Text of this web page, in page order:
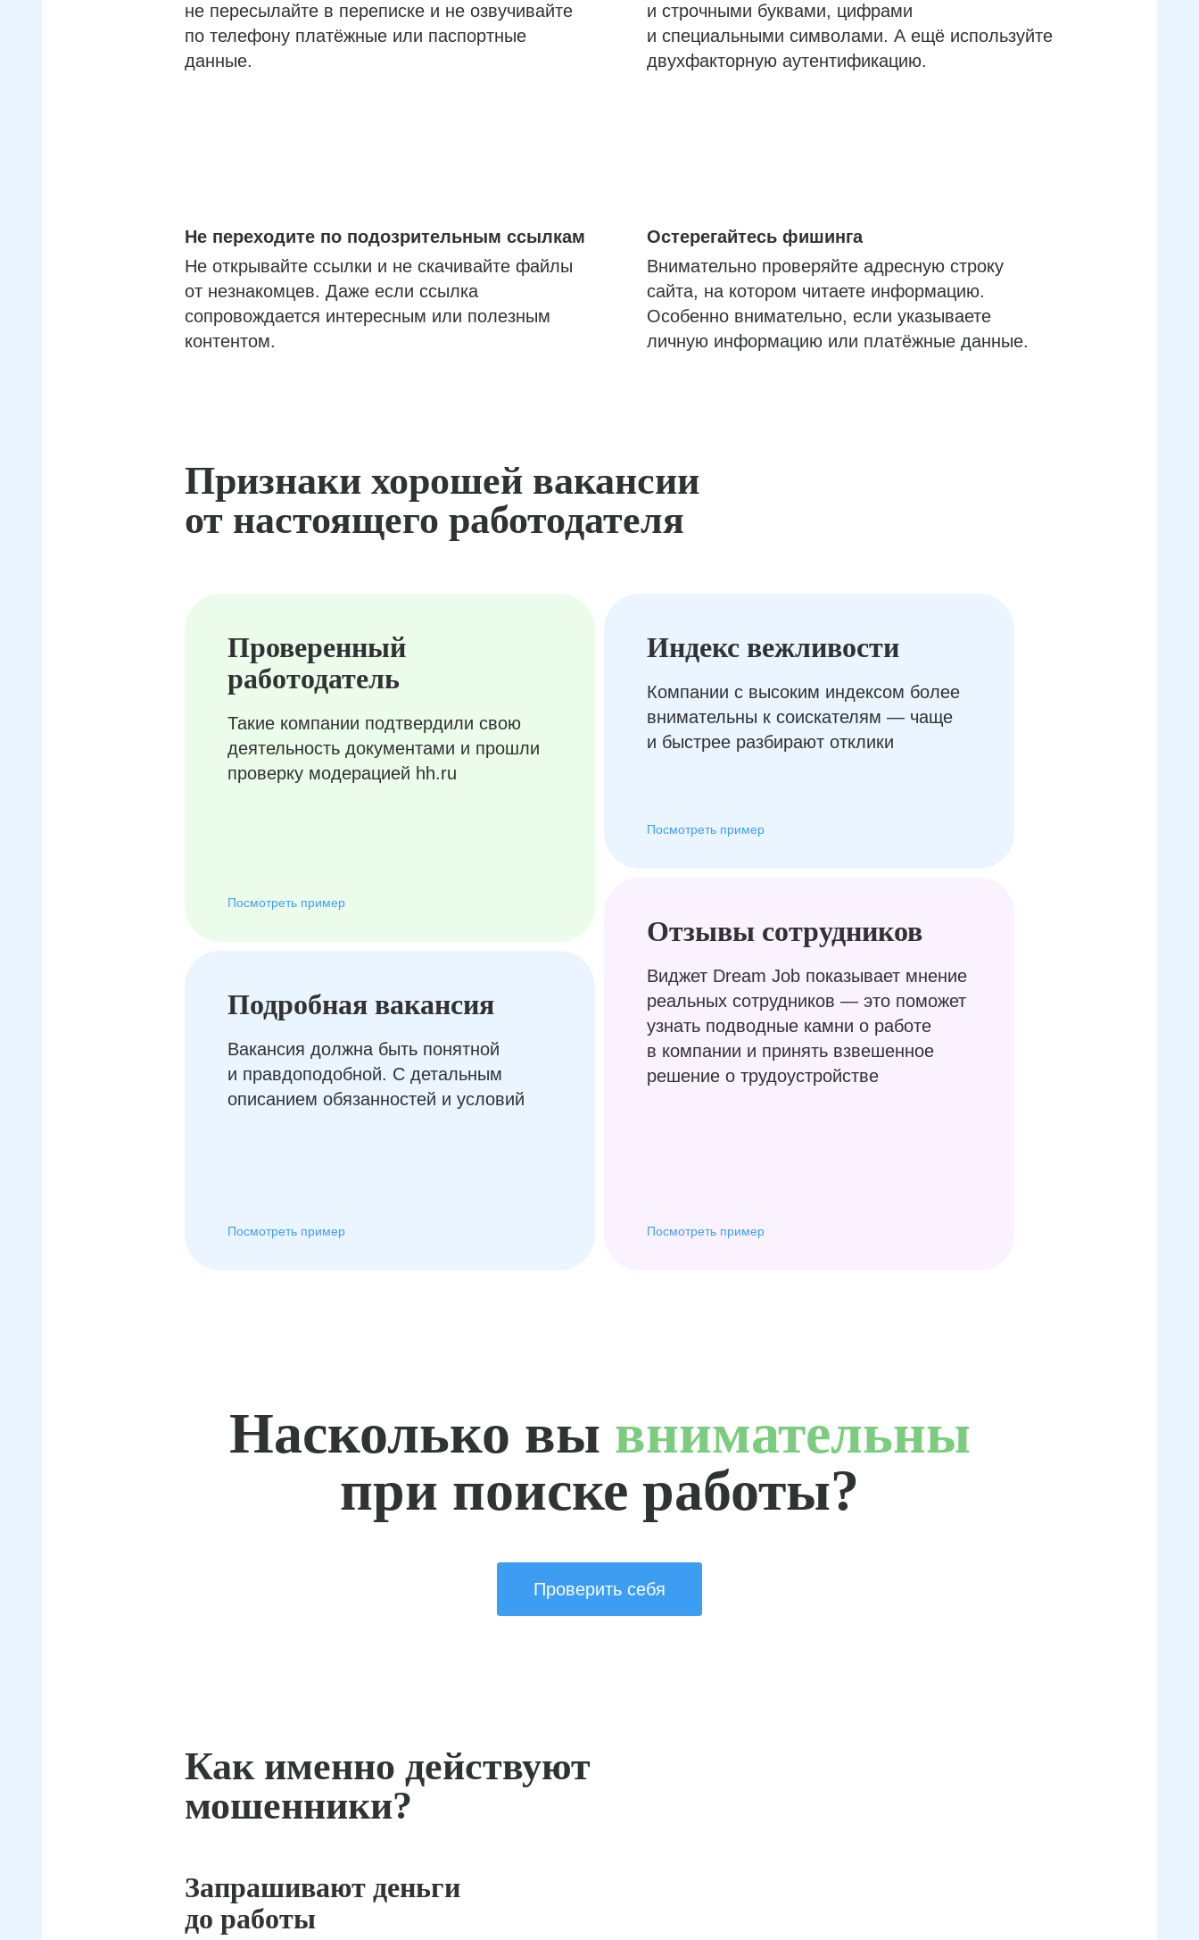
не пересылайте в переписке и не озвучивайте
по телефону платёжные или паспортные
данные.
и строчными буквами, цифрами
и специальными символами. А ещё используйте
двухфакторную аутентификацию.
Не переходите по подозрительным ссылкам
Не открывайте ссылки и не скачивайте файлы
от незнакомцев. Даже если ссылка
сопровождается интересным или полезным
контентом.
Остерегайтесь фишинга
Внимательно проверяйте адресную строку
сайта, на котором читаете информацию.
Особенно внимательно, если указываете
личную информацию или платёжные данные.
Признаки хорошей вакансии
от настоящего работодателя
Проверенный
работодатель
Такие компании подтвердили свою
деятельность документами и прошли
проверку модерацией hh.ru
Посмотреть пример
Подробная вакансия
Вакансия должна быть понятной
и правдоподобной. С детальным
описанием обязанностей и условий
Посмотреть пример
Отзывы сотрудников
Виджет Dream Job показывает мнение
реальных сотрудников — это поможет
узнать подводные камни о работе
в компании и принять взвешенное
решение о трудоустройстве
Посмотреть пример
Индекс вежливости
Компании с высоким индексом более
внимательны к соискателям — чаще
и быстрее разбирают отклики
Посмотреть пример
Насколько вы внимательны
при поиске работы?
Проверить себя
Как именно действуют
мошенники?
Запрашивают деньги
до работы